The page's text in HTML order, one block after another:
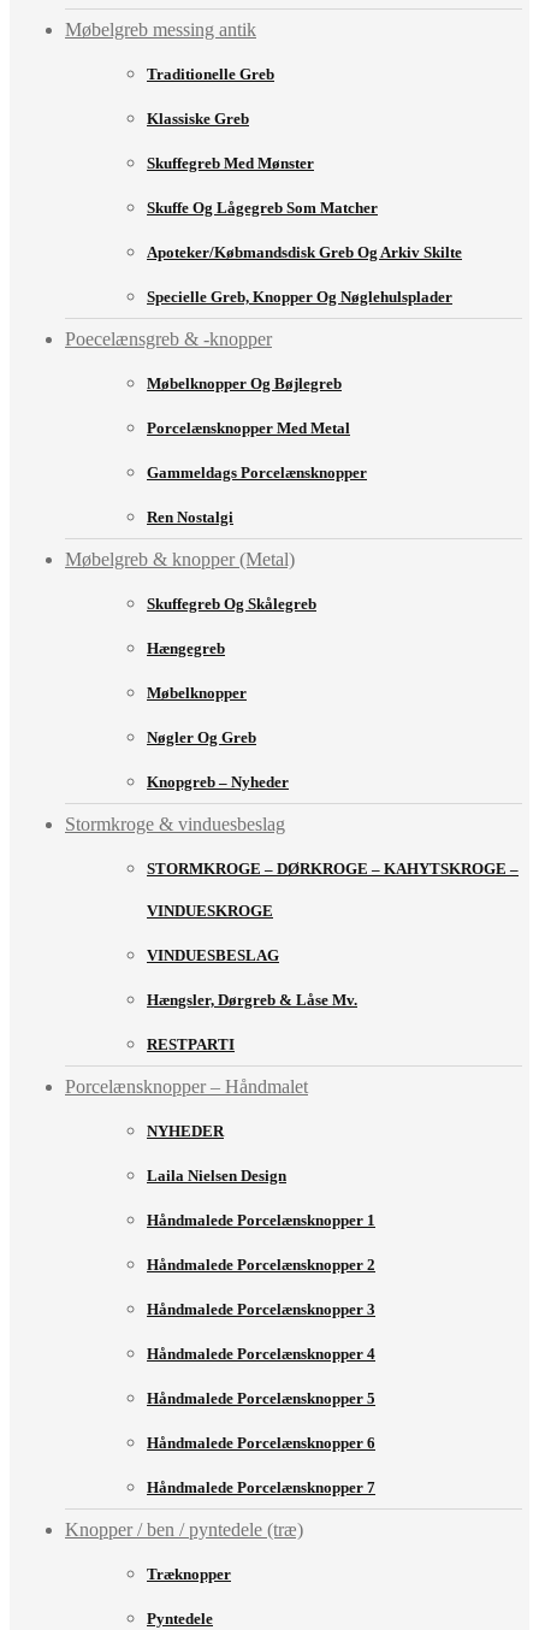
Møbelgreb messing antik
Traditionelle Greb
Klassiske Greb
Skuffegreb Med Mønster
Skuffe Og Lågegreb Som Matcher
Apoteker/købmandsdisk Greb Og Arkiv Skilte
Specielle Greb, Knopper Og Nøglehulsplader
Poecelænsgreb & -knopper
Møbelknopper Og Bøjlegreb
Porcelænsknopper Med Metal
Gammeldags Porcelænsknopper
Ren Nostalgi
Møbelgreb & knopper (Metal)
Skuffegreb Og Skålegreb
Hængegreb
Møbelknopper
Nøgler Og Greb
Knopgreb – Nyheder
Stormkroge & vinduesbeslag
STORMKROGE – DØRKROGE – KAHYTSKROGE –
VINDUESKROGE
VINDUESBESLAG
Hængsler, Dørgreb & Låse Mv.
RESTPARTI
Porcelænsknopper – Håndmalet
NYHEDER
Laila Nielsen Design
Håndmalede Porcelænsknopper 1
Håndmalede Porcelænsknopper 2
Håndmalede Porcelænsknopper 3
Håndmalede Porcelænsknopper 4
Håndmalede Porcelænsknopper 5
Håndmalede Porcelænsknopper 6
Håndmalede Porcelænsknopper 7
Knopper / ben / pyntedele (træ)
Træknopper
Pyntedele